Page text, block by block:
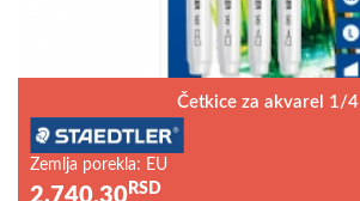
Četkice za akvarel 1/4
Zemlja porekla: EU
2.740,30 RSD